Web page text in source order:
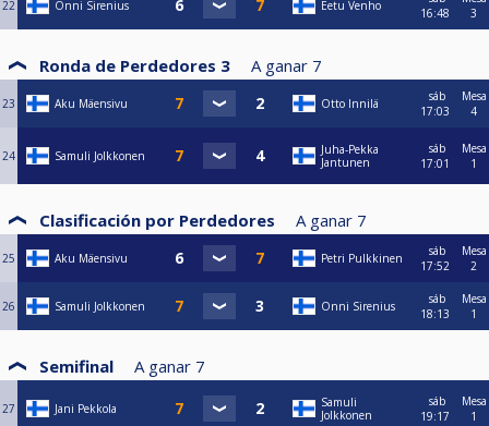
22 Onni Sirenius Eetu Venho
16:48
3
Ronda de Perdedores 3 A ganar 7
23 Aku Mäensivu Otto Innilä
sáb
17:03
Mesa
4
24 Samuli Jolkkonen
Juha-Pekka
Jantunen
sáb
17:01
Mesa
1
Clasificación por Perdedores A ganar 7
25 Aku Mäensivu Petri Pulkkinen
sáb
17:52
Mesa
2
26 Samuli Jolkkonen Onni Sirenius
sáb
18:13
Mesa
1
Semifinal A ganar 7
27 Jani Pekkola
Samuli
Jolkkonen
sáb
19:17
Mesa
1